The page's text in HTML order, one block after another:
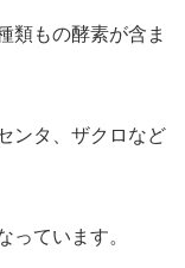
類もの酵素が含ま
ンタ、ザクロなど
っています。